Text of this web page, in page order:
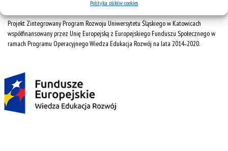
Polityka plików cookies
Projekt Zintegrowany Program Rozwoju Uniwersytetu Śląskiego w Katowicach
współfinansowany przez Unię Europejską z Europejskiego Funduszu Społecznego w
ramach Programu Operacyjnego Wiedza Edukacja Rozwój na lata 2014˗2020.